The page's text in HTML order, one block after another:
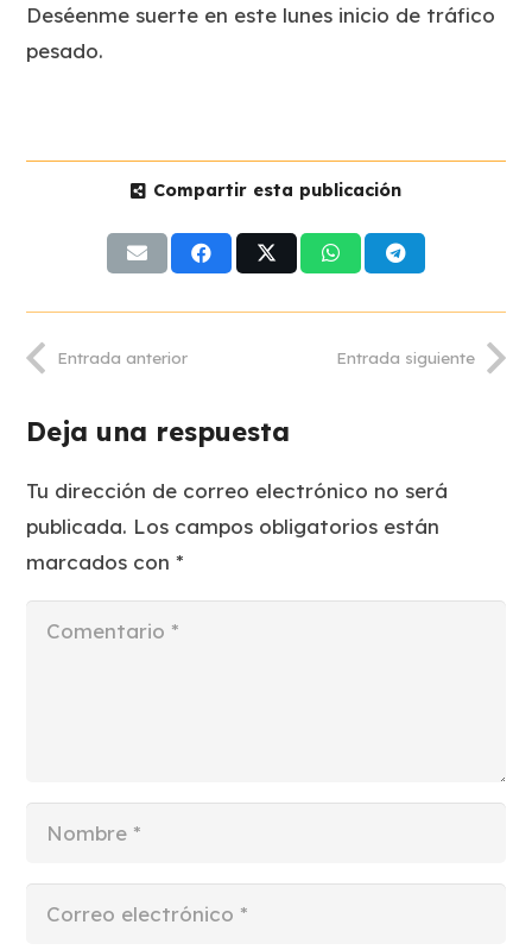
Deséenme suerte en este lunes inicio de tráfico
pesado.
Compartir esta publicación
Entrada anterior Entrada siguiente
Deja una respuesta
Tu dirección de correo electrónico no será
publicada. Los campos obligatorios están
marcados con*